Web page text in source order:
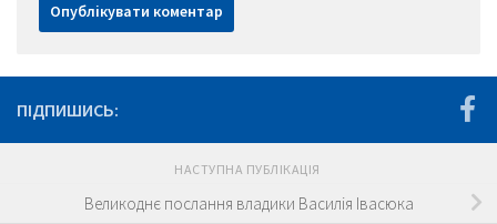
ПІДПИШИСЬ:
НАСТУПНА ПУБЛІКАЦІЯ
Великоднє послання владики Василія Івасюка